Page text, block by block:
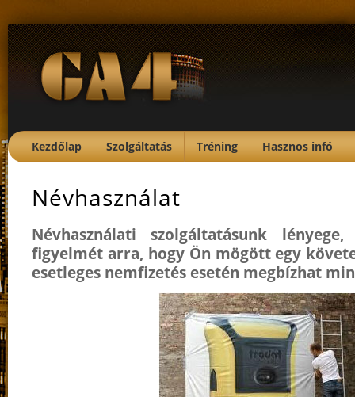
Kezdőlap Szolgáltatás Tréning Hasznos infó
Névhasználat
Névhasználati szolgáltatásunk
figyelmét arra, hogy Ön mögött egy
esetleges nemfizetés esetén megbízhat